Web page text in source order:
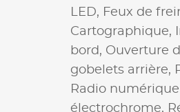
LED, Feux de
Cartographique,
bord, Ouverture
gobelets arrière,
Radio
électrochrome,